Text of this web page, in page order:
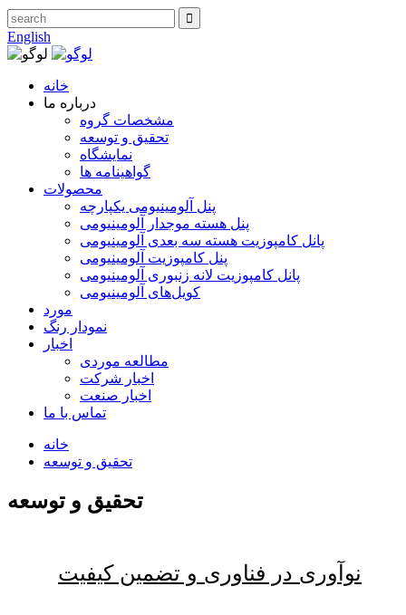
English
خانه
درباره ما
مشخصات گروه
تحقیق و توسعه
نمایشگاه
گواهینامه ها
محصولات
پنل آلومینیومی یکپارچه
پنل هسته موجدار آلومینیومی
پانل کامپوزیت هسته سه بعدی آلومینیومی
پنل کامپوزیت آلومینیومی
پانل کامپوزیت لانه زنبوری آلومینیومی
کویل‌های آلومینیومی
مورد
نمودار رنگ
اخبار
مطالعه موردی
اخبار شرکت
اخبار صنعت
تماس با ما
خانه
تحقیق و توسعه
تحقیق و توسعه
نوآوری در فناوری و تضمین کیفیت